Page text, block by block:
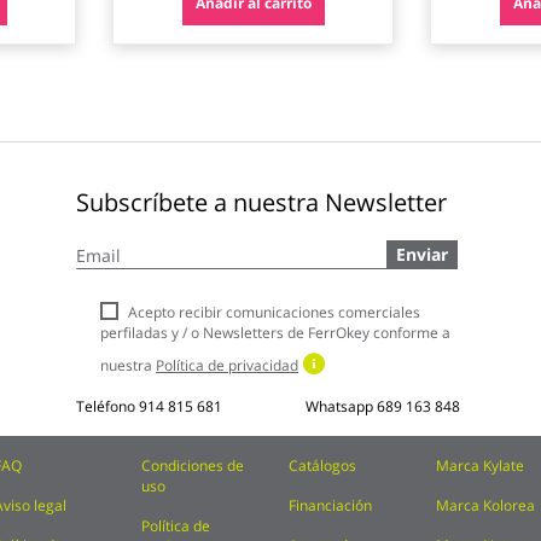
Subscríbete a nuestra Newsletter
a
boletín
noticias:
Enviar
Acepto recibir comunicaciones comerciales
perfiladas y / o Newsletters de FerrOkey conforme a
nuestra Política de privacidad
Teléfono914 815 681 Whatsapp689 163 848
legal
Condiciones de
uso
Política de
Catálogos
Financiación
Marca Kylate
Marca Kolorea